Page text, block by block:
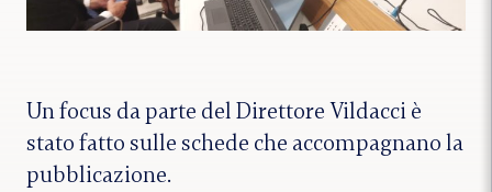
Un focus da parte del Direttore Vildacci è
stato fatto sulle schede che accompagnano la
pubblicazione.